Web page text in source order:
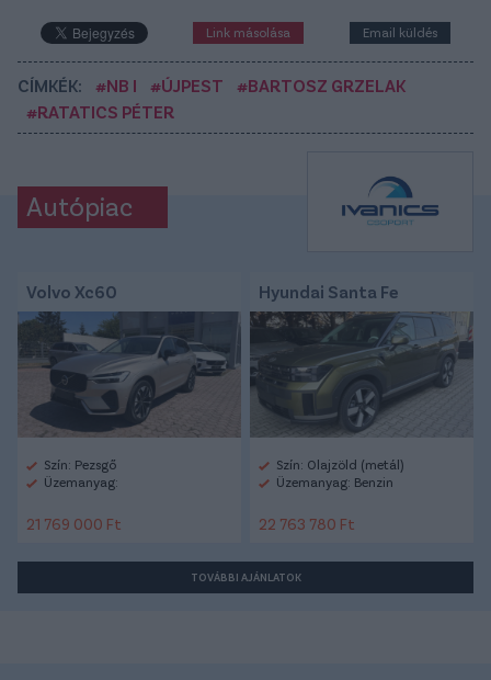
Link másolása Email küldés
CÍMKÉK: #NB I #ÚJPEST
#BARTOSZ GRZELAK
#RATATICS PÉTER
Autópiac
Volvo Xc60
Szín: Pezsgő
Üzemanyag:
21 769 000 Ft
Hyundai Santa Fe
Szín: Olajzöld (metál)
Üzemanyag: Benzin
22 763 780 Ft
TOVÁBBI AJÁNLATOK